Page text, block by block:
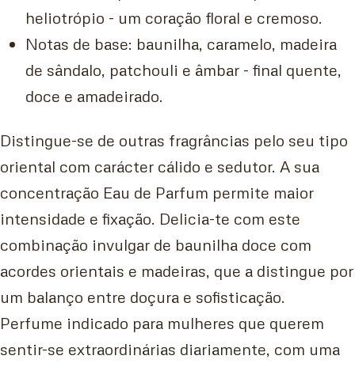
heliotrópio - um coração floral e cremoso.
Notas de base: baunilha, caramelo, madeira
de sândalo, patchouli e âmbar - final quente,
doce e amadeirado.
Distingue-se de outras fragrâncias pelo seu tipo
oriental com carácter cálido e sedutor. A sua
concentração Eau de Parfum permite maior
intensidade e fixação. Delicia-te com este
combinação invulgar de baunilha doce com
acordes orientais e madeiras, que a distingue por
um balanço entre doçura e sofisticação.
Perfume indicado para mulheres que querem
sentir-se extraordinárias diariamente, com uma